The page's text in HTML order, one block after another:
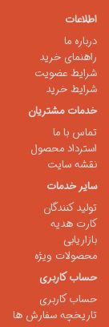
اطلاعات
درباره ما
راهنمای خرید
شرایط عضویت
شرایط خرید
خدمات مشتریان
تماس با ما
استرداد محصول
نقشه سایت
سایر خدمات
تولید کنندگان
کارت هدیه
بازاریابی
محصولات ویژه
حساب کاربری
حساب کاربری
تاریخچه سفارش ها